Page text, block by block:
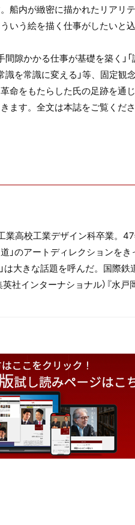
船内が緻密に描かれたリアリ
いう絵を描く仕事がしたいと
間隙かかる仕事が基礎を築く」
識を常識に変える」等、固定
命をもたらした氏の足跡を通
ます。全文は本誌をご覧くださ
高校工業デザイン科卒業。
のアートディレクションをき
大きな話題を呼んだ。国際鉄
社インターナショナル）『水戸